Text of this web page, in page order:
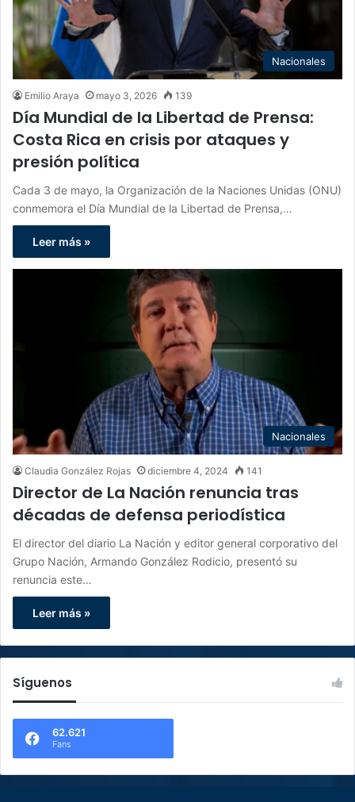
Nacionales
Emilio Araya mayo 3, 2026 139
Día Mundial de la Libertad de Prensa:
Costa Rica en crisis por ataques y
presión política
Cada 3 de mayo, la Organización de la Naciones Unidas (ONU)
conmemora el Día Mundial de la Libertad de Prensa,…
Leer más »
Nacionales
Claudia González Rojas diciembre 4, 2024 141
Director de La Nación renuncia tras
décadas de defensa periodística
El director del diario La Nación y editor general corporativo del
Grupo Nación, Armando González Rodicio, presentó su
renuncia este…
Leer más »
Síguenos
62.621
Fans